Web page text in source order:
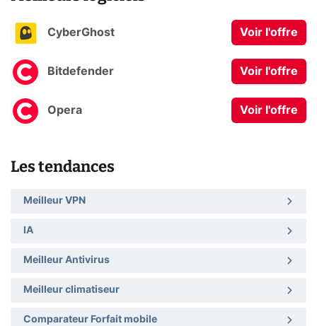
CyberGhost Voir l'offre
Bitdefender Voir l'offre
Opera Voir l'offre
Les tendances
Meilleur VPN
IA
Meilleur Antivirus
Meilleur climatiseur
Comparateur Forfait mobile